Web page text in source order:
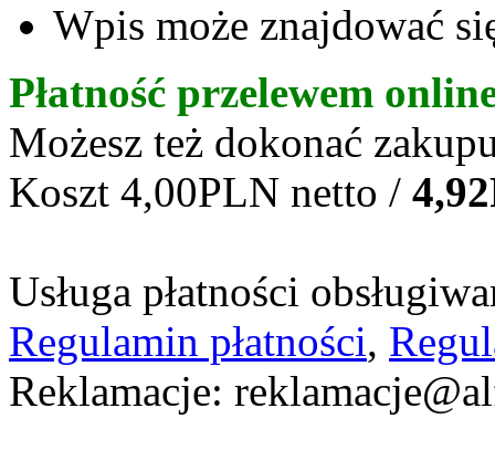
Wpis może znajdować
Płatność przelewem
Możesz też dokonać
Koszt 4,00PLN netto /
Usługa płatności
Regulamin płatności,
Reklamacje: